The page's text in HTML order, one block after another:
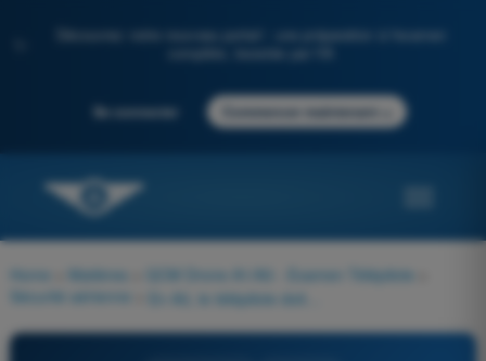
Découvrez notre nouveau portail : une préparation à l'examen
Se connecter Commencer maintenant
Home Matières QCM Drone A1/A3 - Examen Télépilote
Sécurité aérienne